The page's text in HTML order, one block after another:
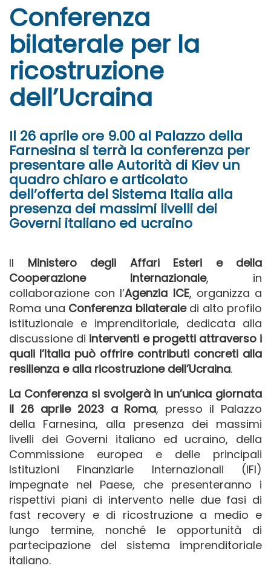
Conferenza
bilaterale per la
ricostruzione
dell’Ucraina
Il 26 aprile ore 9.00 al Palazzo della
Farnesina si terrà la conferenza per
presentare alle Autorità di Kiev un
quadro chiaro e articolato
dell’offerta del Sistema Italia alla
presenza dei massimi livelli dei
Governi italiano ed ucraino
Il Ministero degli Affari Esteri e della
Cooperazione Internazionale, in
collaborazione con l’Agenzia ICE, organizza a
Roma una Conferenza bilateraledi alto profilo
istituzionale e imprenditoriale, dedicata alla
discussione di interventi e progetti attraverso i
quali l’Italia può offrire contributi concreti alla
resilienza e alla ricostruzione dell’Ucraina.
La Conferenza si svolgerà in un’unica giornata
il 26 aprile 2023 a Roma, presso il Palazzo
della Farnesina, alla presenza dei massimi
livelli dei Governi italiano ed ucraino, della
Commissione europea e delle principali
Istituzioni Finanziarie Internazionali (IFI)
impegnate nel Paese, che presenteranno i
rispettivi piani di intervento nelle due fasi di
fast recovery e di ricostruzione a medio e
lungo termine, nonché le opportunità di
partecipazione del sistema imprenditoriale
italiano.